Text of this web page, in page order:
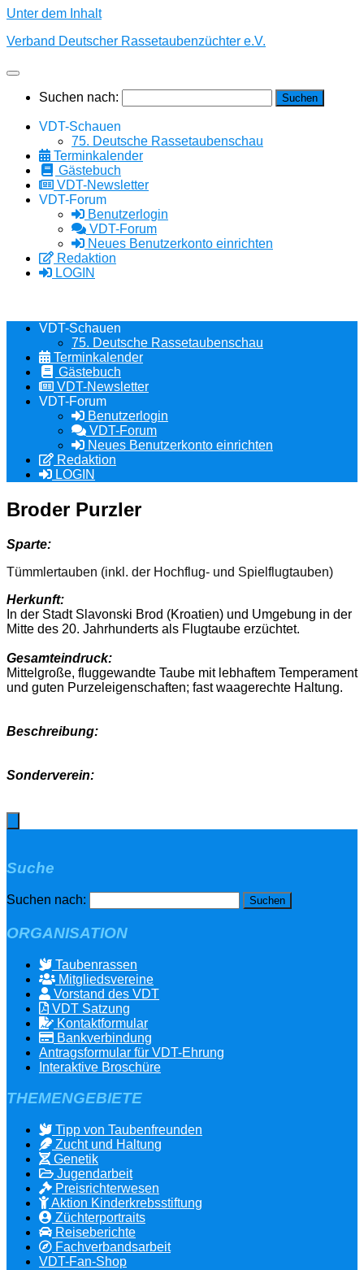
Unter dem Inhalt
Verband Deutscher Rassetaubenzüchter e.V.
Suchen nach:
VDT-Schauen
75. Deutsche Rassetaubenschau
Terminkalender
Gästebuch
VDT-Newsletter
VDT-Forum
Benutzerlogin
VDT-Forum
Neues Benutzerkonto einrichten
Redaktion
LOGIN
VDT-Schauen
75. Deutsche Rassetaubenschau
Terminkalender
Gästebuch
VDT-Newsletter
VDT-Forum
Benutzerlogin
VDT-Forum
Neues Benutzerkonto einrichten
Redaktion
LOGIN
Broder Purzler
Sparte:
Tümmlertauben (inkl. der Hochflug- und Spielflugtauben)
Herkunft:
In der Stadt Slavonski Brod (Kroatien) und Umgebung in der
Mitte des 20. Jahrhunderts als Flugtaube erzüchtet.
Gesamteindruck:
Mittelgroße, fluggewandte Taube mit lebhaftem Temperament
und guten Purzeleigenschaften; fast waagerechte Haltung.
Beschreibung:
Sonderverein:
Suche
Suchen nach:
ORGANISATION
Taubenrassen
Mitgliedsvereine
Vorstand des VDT
VDT Satzung
Kontaktformular
Bankverbindung
Antragsformular für VDT-Ehrung
Interaktive Broschüre
THEMENGEBIETE
Tipp von Taubenfreunden
Zucht und Haltung
Genetik
Jugendarbeit
Preisrichterwesen
Aktion Kinderkrebsstiftung
Züchterportraits
Reiseberichte
Fachverbandsarbeit
VDT-Fan-Shop